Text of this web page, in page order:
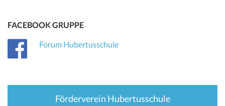
FACEBOOK GRUPPE
Forum Hubertusschule
Förderverein Hubertusschule